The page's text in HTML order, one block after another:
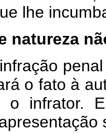
lhe
natureza
penal
o fato à
o infrator.